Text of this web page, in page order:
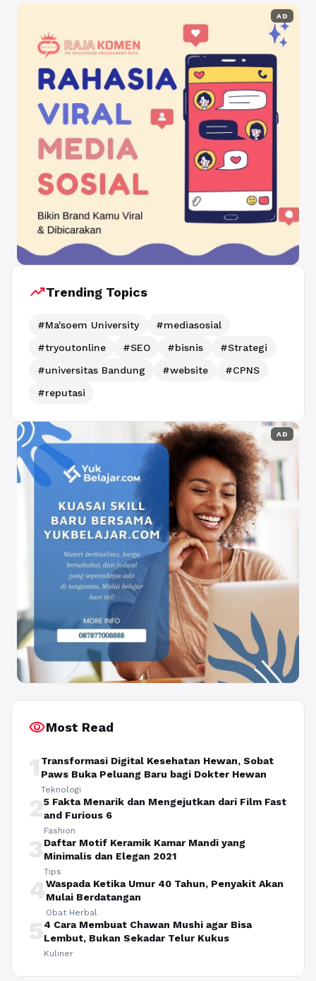
AD
trending_upTrending Topics
#Ma'soem University
#mediasosial
#tryoutonline
#SEO #bisnis
#Strategi
#universitas Bandung
#website
#CPNS
#reputasi
AD
visibilityMost Read
1 Transformasi Digital Kesehatan Hewan, Sobat
Paws Buka Peluang Baru bagi Dokter Hewan
Teknologi
25 Fakta Menarik dan Mengejutkan dari Film Fast
and Furious 6
Fashion
3Daftar Motif Keramik Kamar Mandi yang
Minimalis dan Elegan 2021
Tips
4Waspada Ketika Umur 40 Tahun, Penyakit Akan
Mulai Berdatangan
Obat Herbal
54 Cara Membuat Chawan Mushi agar Bisa
Lembut, Bukan Sekadar Telur Kukus
Kuliner